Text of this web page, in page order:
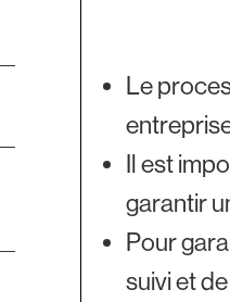
Le
Il est
garantir
Pour
suivi et